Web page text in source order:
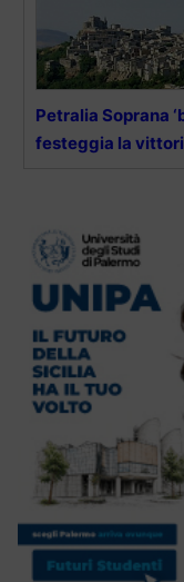
Petralia Soprana
festeggia la